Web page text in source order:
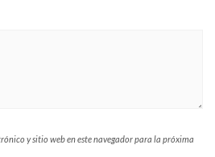
y sitio web en este navegador para la próxima